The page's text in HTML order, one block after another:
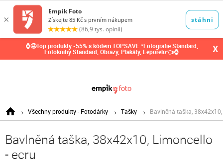
⌚🤩Top produkty -55% s kódem TOPSAVE *Fotografie Standard,
Fotoknihy Standard, Obrazy, Plakáty, Leporelo👈⌚ X
Všechny produkty - Fotodárky Tašky Bavlněná taška,
Bavlněná taška, 38x42x10, Limoncello
- ecru